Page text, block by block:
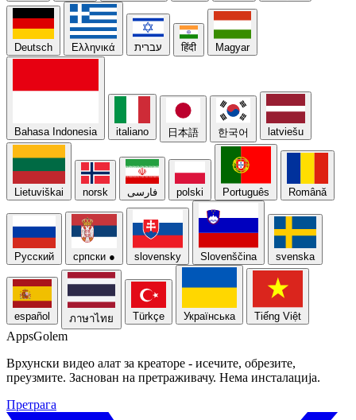
Deutsch Ελληνικά עברית हिंदी Magyar
Bahasa Indonesia italiano 日本語 한국어 latviešu
Lietuviškai norsk فارسی polski Português Română
Русский српски ● slovensky Slovenščina svenska
español ภาษาไทย Türkçe Українська Tiếng Việt
AppsGolem
Врхунски видео алат за креаторе - исечите, обрезите,
преузмите. Заснован на претраживачу. Нема инсталација.
Претрага